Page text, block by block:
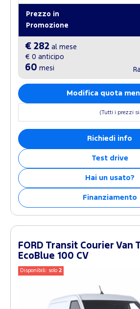
Prezzo in
Promozione
€ 282 al mese
€ 0 anticipo
60 mesi
Modifica quota
(Tutti i prezzi si
Richiedi info
Test drive
Hai un usato?
Finanziamento
FORD Transit Courier Van
EcoBlue 100 CV
Disponibili: solo2